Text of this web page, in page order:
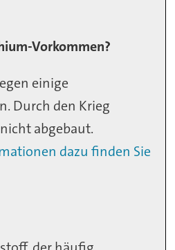
Vorkommen?
einige
Durch den Krieg
abgebaut.
dazu finden Sie